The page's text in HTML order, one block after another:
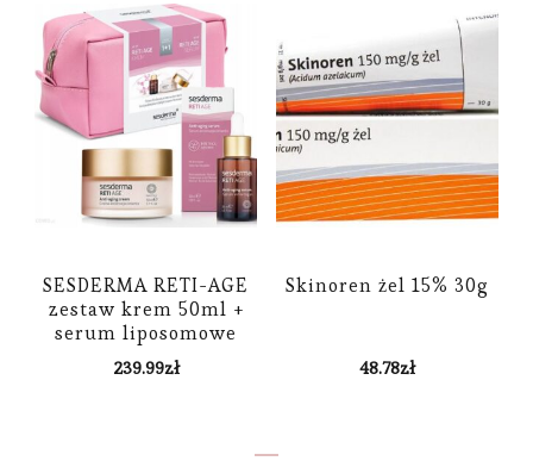
SESDERMA RETI-AGE
zestaw krem 50ml +
serum liposomowe
30ml
239.99zł
Skinoren żel 15% 30g
48.78zł